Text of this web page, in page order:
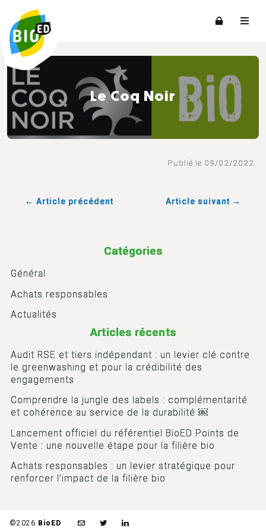
Le Coq Noir
Publié le 09/02/2022
← Article précédent Article suivant →
Catégories
Général
Achats responsables
Actualités
Articles récents
Audit RSE et tiers indépendant : un levier clé contre
le greenwashing et pour la crédibilité des
engagements
Comprendre la jungle des labels : complémentarité
et cohérence au service de la durabilité ￼
Lancement officiel du référentiel BioED Points de
Vente : une nouvelle étape pour la filière bio
Achats responsables : un levier stratégique pour
renforcer l’impact de la filière bio
©2026 BioED